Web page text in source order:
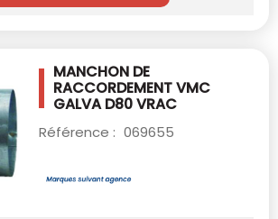
MANCHON DE
RACCORDEMENT VMC
GALVA D80VRAC
Référence : 069655